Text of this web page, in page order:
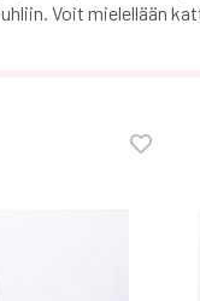
Voit mielellään